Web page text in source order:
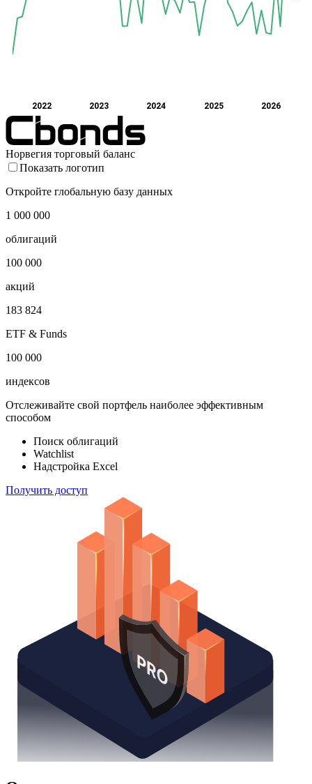
2022 2023 2024 2025 2026
Норвегия торговый баланс
Показать логотип
Откройте глобальную базу данных
1 000 000
облигаций
100 000
акций
183 824
ETF & Funds
100 000
индексов
Отслеживайте свой портфель наиболее эффективным
способом
Поиск облигаций
Watchlist
Надстройка Excel
Получить доступ